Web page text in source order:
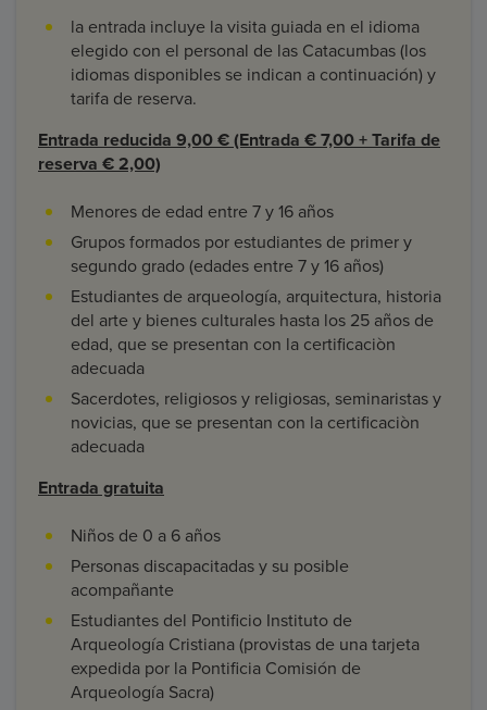
la entrada incluye la visita guiada en el idioma
elegido con el personal de las Catacumbas (los
idiomas disponibles se indican a continuación) y
tarifa de reserva.
Entrada reducida 9,00 € (Entrada € 7,00 + Tarifa de
reserva € 2,00)
Menores de edad entre 7 y 16 años
Grupos formados por estudiantes de primer y
segundo grado (edades entre 7 y 16 años)
Estudiantes de arqueología, arquitectura, historia
del arte y bienes culturales hasta los 25 años de
edad, que se presentan con la certificaciòn
adecuada
Sacerdotes, religiosos y religiosas, seminaristas y
novicias, que se presentan con la certificaciòn
adecuada
Entrada gratuita
Niños de 0 a 6 años
Personas discapacitadas y su posible
acompañante
Estudiantes del Pontificio Instituto de
Arqueología Cristiana (provistas de una tarjeta
expedida por la Pontificia Comisión de
Arqueología Sacra)